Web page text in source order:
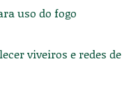
uso do fogo
viveiros e redes de